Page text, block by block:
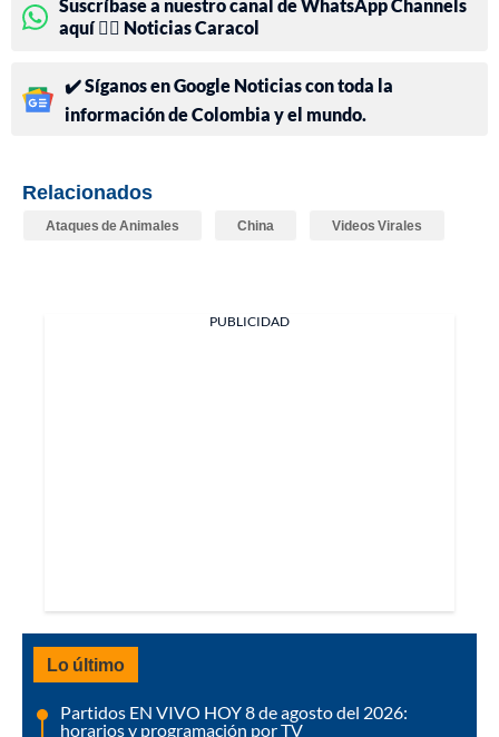
Suscríbase a nuestro canal de WhatsApp Channels
aquí 👉🏻 Noticias Caracol
✔️ Síganos en Google Noticias con toda la
información de Colombia y el mundo.
Relacionados
Ataques de Animales China Videos Virales
PUBLICIDAD
Lo último
Partidos EN VIVO HOY 8 de agosto del 2026:
horarios y programación por TV